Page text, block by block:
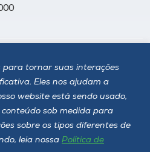
para tornar suas interações
Eles nos ajudam a
website está sendo usado,
sob medida para
sobre os tipos diferentes de
leia nossa Política de